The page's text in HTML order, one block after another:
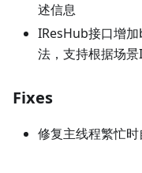
述信息
IResHub接口增
法，支持根据场
Fixes
修复主线程繁忙